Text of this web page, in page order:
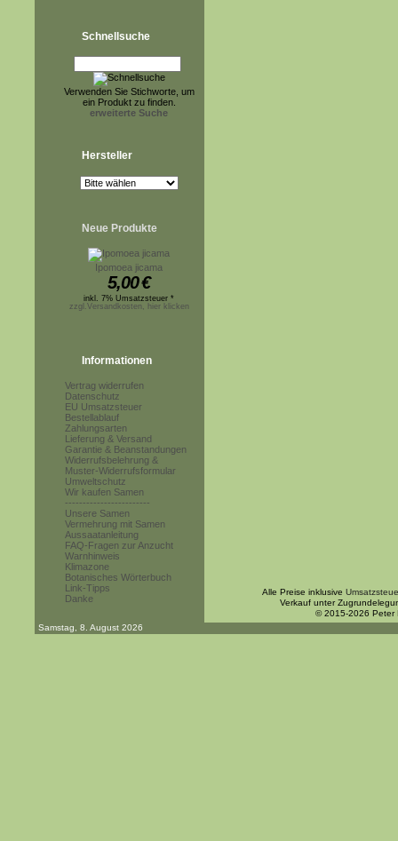
Schnellsuche
Verwenden Sie Stichworte, um
ein Produkt zu finden.
erweiterte Suche
Hersteller
Neue Produkte
Ipomoea jicama
5,00€
inkl. 7% Umsatzsteuer *
zzgl.Versandkosten, hier klicken
Informationen
Vertrag widerrufen
Datenschutz
EU Umsatzsteuer
Bestellablauf
Zahlungsarten
Lieferung & Versand
Garantie & Beanstandungen
Widerrufsbelehrung &
Muster-Widerrufsformular
Umweltschutz
Wir kaufen Samen
------------------------
Unsere Samen
Vermehrung mit Samen
Aussaatanleitung
FAQ-Fragen zur Anzucht
Warnhinweis
Klimazone
Botanisches Wörterbuch
Link-Tipps
Danke
Alle Preise inklusive
Verkauf unter
© 2015-2026 Peter
Samstag, 8. August 2026